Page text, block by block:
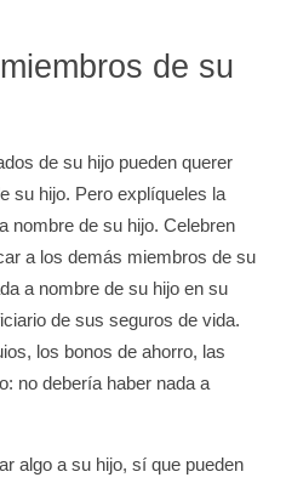
de su
de su hijo pueden querer
su hijo. Pero explíqueles la
nombre de su hijo. Celebren
a los demás miembros de su
a nombre de su hijo en su
de sus seguros de vida.
los bonos de ahorro, las
no debería haber nada a
algo a su hijo, sí que pueden